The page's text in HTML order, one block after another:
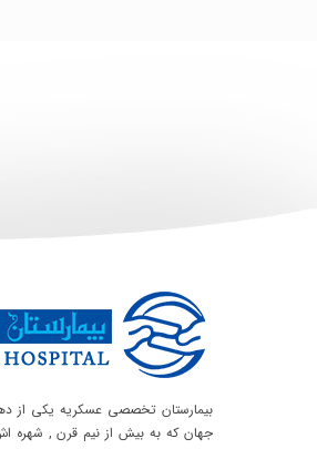
بیمارستان تخصصی عسکریه یکی از
جهان که به بیش از نیم قرن , شهره